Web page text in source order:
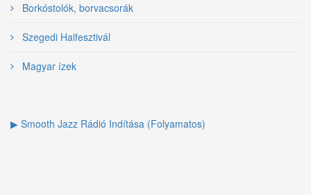
Borkóstolók, borvacsorák
Szegedi Halfesztivál
Magyar ízek
▶ Smooth Jazz Rádió Indítása (Folyamatos)